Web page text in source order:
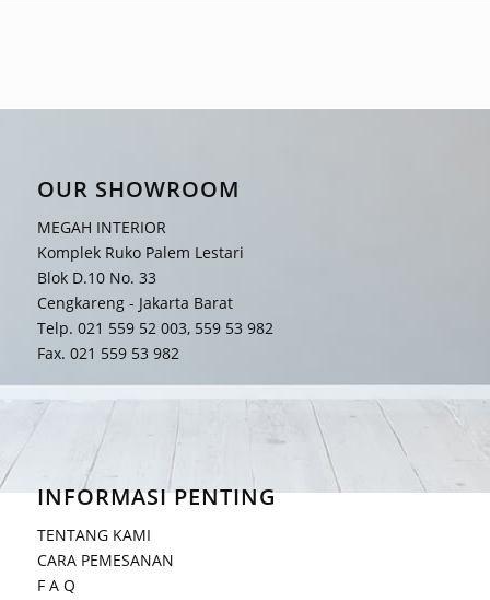
OUR SHOWROOM
MEGAH INTERIOR
Komplek Ruko Palem Lestari
Blok D.10 No. 33
Cengkareng - Jakarta Barat
Telp. 021 559 52 003, 559 53 982
Fax. 021 559 53 982
INFORMASI PENTING
TENTANG KAMI
CARA PEMESANAN
F A Q